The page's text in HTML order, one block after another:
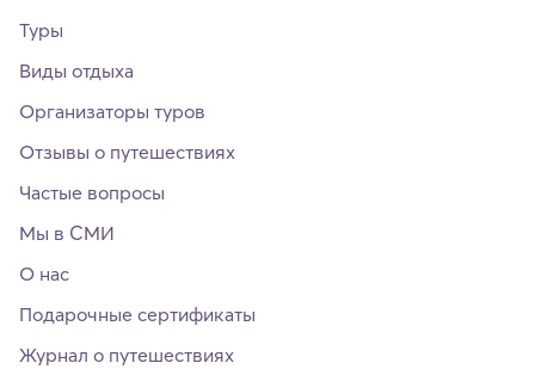
Туры
Виды отдыха
Организаторы туров
Отзывы о путешествиях
Частые вопросы
Мы в СМИ
О нас
Подарочные сертификаты
Журнал о путешествиях